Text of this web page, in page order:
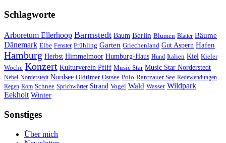
Schlagworte
Arboretum Ellerhoop Barmstedt Baum Berlin Blumen Blätter Bäume
Dänemark Elbe Fenster Frühling Garten Griechenland Gut Aspern Hafen
Hamburg Herbst Himmelmoor Humburg-Haus Hund Italien Kiel Kieler
Woche Konzert Kulturverein Pfiff Music Star Music Star Norderstedt
Nebel Norderstedt Nordsee Oldtimer Ostsee Polo Rantzauer See Redewendungen
Regen Rom Schnee Sprichwörter Strand Vogel Wald Wasser Wildpark
Eekholt Winter
Sonstiges
Über mich